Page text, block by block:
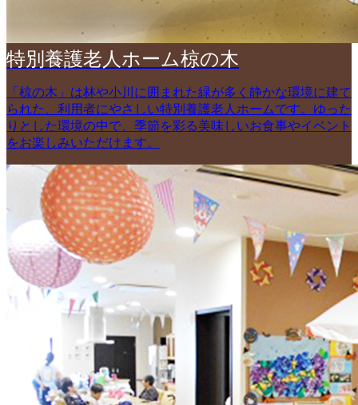
特別養護老人ホーム椋の木
「椋の木」は林や小川に囲まれた緑が多く静かな環境に建て
られた、利用者にやさしい特別養護老人ホームです。ゆった
りとした環境の中で、季節を彩る美味しいお食事やイベント
をお楽しみいただけます。